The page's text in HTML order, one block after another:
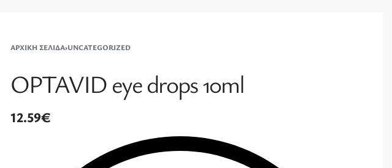
ΑΡΧΙΚΉ ΣΕΛΊΔΑ›UNCATEGORIZED
OPTAVID eye drops 10ml
12.59€